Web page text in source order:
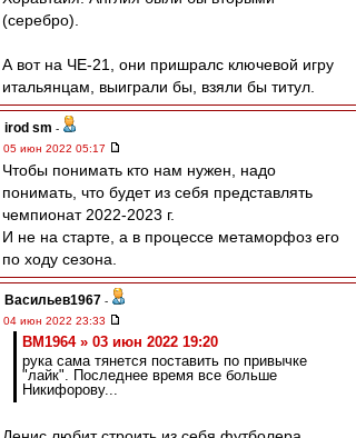
(серебро).
А вот на ЧЕ-21, они пришралс ключевой игру
итальянцам, выиграли бы, взяли бы титул.
irod sm -
05 июн 2022 05:17
Чтобы понимать кто нам нужен, надо
понимать, что будет из себя представлять
чемпионат 2022-2023 г.
И не на старте, а в процессе метаморфоз его
по ходу сезона.
Васильев1967 -
04 июн 2022 23:33
BM1964 » 03 июн 2022 19:20
рука сама тянется поставить по привычке
"лайк". Последнее время все больше
Никифорову...